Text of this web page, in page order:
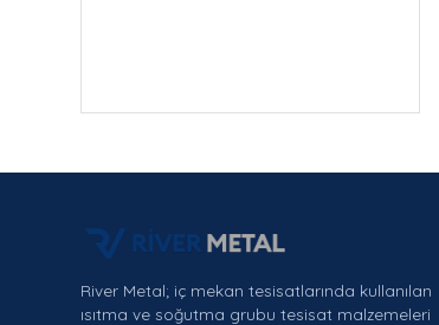
River Metal; iç mekan tesisatlarında kullanılan
ısıtma ve soğutma grubu tesisat malzemeleri